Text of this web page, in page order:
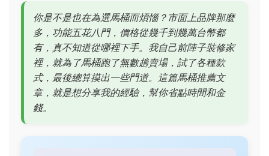
你是不是也在為選馬桶而煩惱？市面上品牌那麼
多，功能五花八門，價格從幾千到幾萬台幣都
有，真不知道從哪裡下手。我自己前陣子裝修家
裡，就為了馬桶跑了無數趟賣場，試了各種款
式，最後總算摸出一些門道。這篇馬桶推薦文
章，就是想分享我的經驗，幫你省點時間和金
錢。